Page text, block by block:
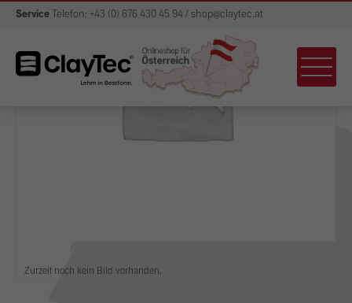
Service Telefon: +43 (0) 676 430 45 94 / shop@claytec.at
Zurzeit noch kein Bild vorhanden.